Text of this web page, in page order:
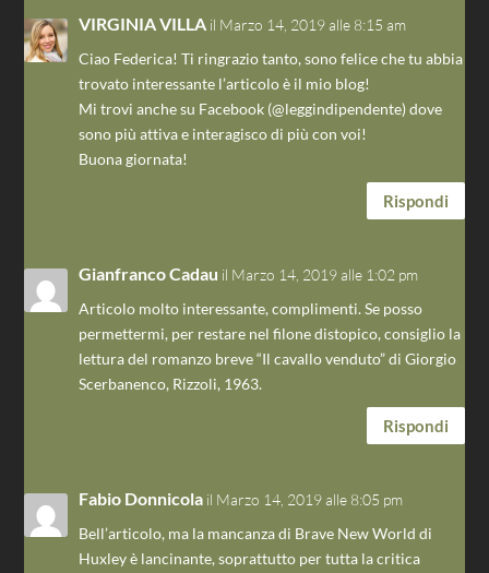
VIRGINIA VILLA il Marzo 14, 2019 alle 8:15 am
Ciao Federica! Ti ringrazio tanto, sono felice che tu abbia
trovato interessante l’articolo è il mio blog!
Mi trovi anche su Facebook (@leggindipendente) dove
sono più attiva e interagisco di più con voi!
Buona giornata!
Rispondi
Gianfranco Cadau il Marzo 14, 2019 alle 1:02 pm
Articolo molto interessante, complimenti. Se posso
permettermi, per restare nel filone distopico, consiglio la
lettura del romanzo breve “Il cavallo venduto” di Giorgio
Scerbanenco, Rizzoli, 1963.
Rispondi
Fabio Donnicola il Marzo 14, 2019 alle 8:05 pm
Bell’articolo, ma la mancanza di Brave New World di
Huxley è lancinante, soprattutto per tutta la critica